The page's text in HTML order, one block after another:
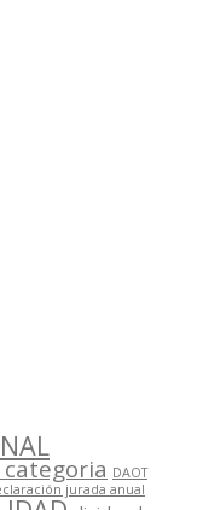
DAOT
jurada anual